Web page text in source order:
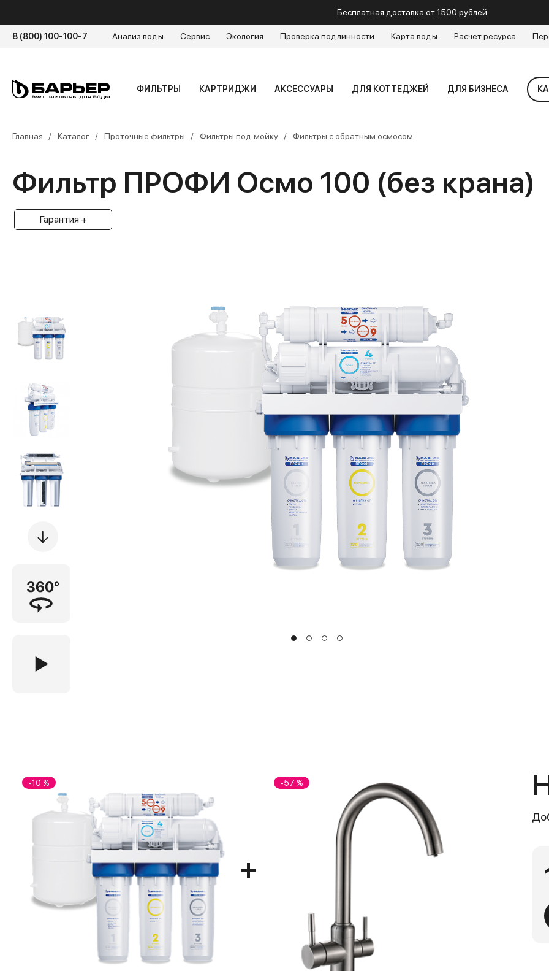
Бесплатная доставка от 1500 рублей
8 (800) 100-100-7 Анализ воды Сервис Экология Проверка подлинности Карта воды Расчет ресурса
ФИЛЬТРЫ КАРТРИДЖИ АКСЕССУАРЫ ДЛЯ КОТТЕДЖЕЙ ДЛЯ БИЗНЕСА
Главная Каталог Проточные фильтры Фильтры под мойку Фильтры с обратным осмосом
Фильтр ПРОФИ Осмо 100 (без крана)
Гарантия +
-10 % -57 %